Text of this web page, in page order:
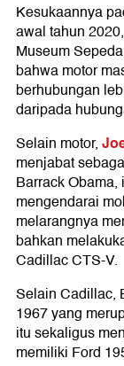
Kesukaannya
awal tahun
Museum
bahwa motor
berhubungan
daripada
Selain motor,
menjabat
Barrack
mengendarai
melarangnya
bahkan
Cadillac CTS-V.
Selain Cadillac,
1967 yang
itu sekaligus
memiliki Ford